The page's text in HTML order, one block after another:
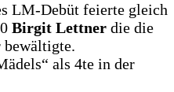
LM-Debüt feierte gleich
Birgit Lettner die die
bewältigte.
als 4te in der